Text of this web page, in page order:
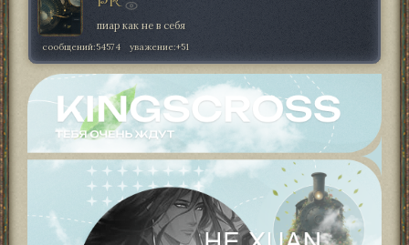
пиар как не в себя
сообщений:54574 уважение:+51